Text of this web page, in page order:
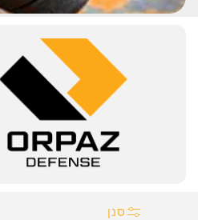
סנן